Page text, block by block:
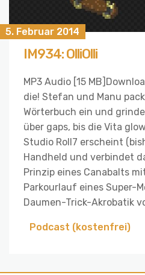
5. Februar 2014
IM934: OlliOlli
MP3 Audio [15
die! Stefan und Manu
Wörterbuch ein und
über gaps, bis die Vita
Studio Roll7 erscheint
Handheld und verbindet
Prinzip eines Canabalts
Parkourlauf eines Super-
Daumen-Trick-Akrobatik
Podcast (kostenfrei)